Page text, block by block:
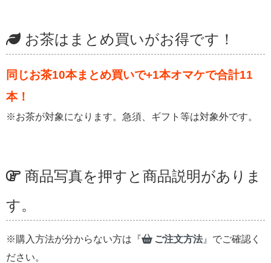
お茶はまとめ買いがお得です！
同じお茶10本まとめ買いで+1本オマケで合計11
本！
※お茶が対象になります。急須、ギフト等は対象外です。
商品写真を押すと商品説明がありま
す。
※購入方法が分からない方は『 ご注文方法 』でご確認く
ださい。